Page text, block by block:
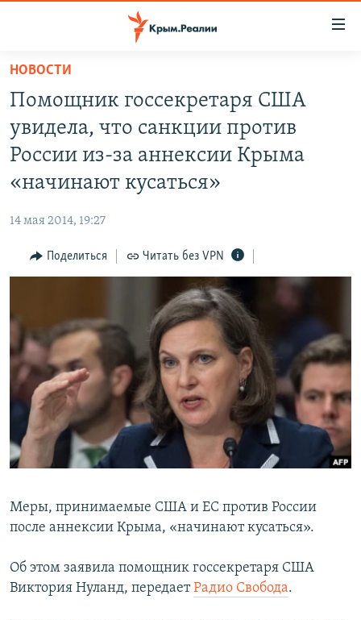
Вернуться
основному
содержанию
Вернутся
главной
Вернутся
поиску
СПЕЦПРОЕКТЫ
ВОДА
ИНФОГРАФИКА
СОВЕТЫ ПРАВОЗАЩИТНИКОВ
ПРОПАВШИЕ БЕЗ ВЕСТИ
ПОБЕДИТЕЛЕЙ НЕ СУДЯТ?
КРЫМ.НЕПОКОРЕННЫЙ
ELIFBE
УКРАИНСКАЯ ПРОБЛЕМА КРЫМА
РАДІО СВОБОДА
КАК ОБОЙТИ БЛОКИРОВКУ
Qırımtatar
ПРИСОЕДИНЯЙТЕСЬ!
НОВОСТИ
Помощник госсекретаря США
увидела, что санкции против
России из-за аннексии Крыма
«начинают кусаться»
14 мая 2014, 19:27
Поделиться Читать без VPN
Меры, принимаемые США и ЕС против России
после аннексии Крыма, «начинают кусаться».
Об этом заявила помощник госсекретаря США
Виктория Нуланд, передаетРадио Свобода.